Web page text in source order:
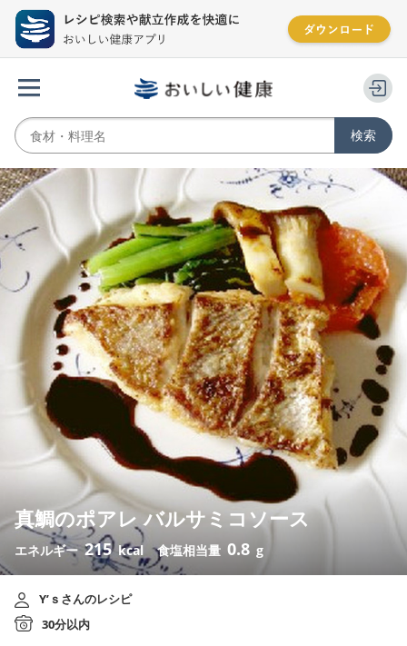
真鯛のポアレ バルサミコソース
エネルギー 215 kcal 食塩相当量 0.8 g
Y’ｓさんのレシピ
30分以内